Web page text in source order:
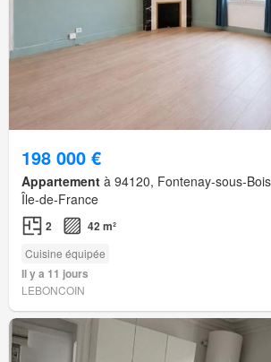
198 000 €
Appartement à 94120, Fontenay-sous-
Île-de-France
2 42 m²
Cuisine équipée
Il y a 11 jours
LEBONCOIN